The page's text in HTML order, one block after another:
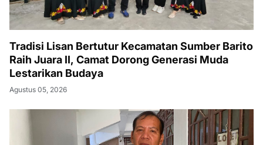
Tradisi Lisan Bertutur Kecamatan Sumber Barito
Raih Juara II, Camat Dorong Generasi Muda
Lestarikan Budaya
Agustus 05, 2026